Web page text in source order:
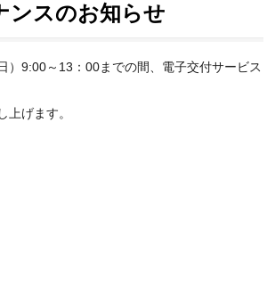
ンスのお知らせ
）9:00～13：00までの間、電子交付サービス
げます。